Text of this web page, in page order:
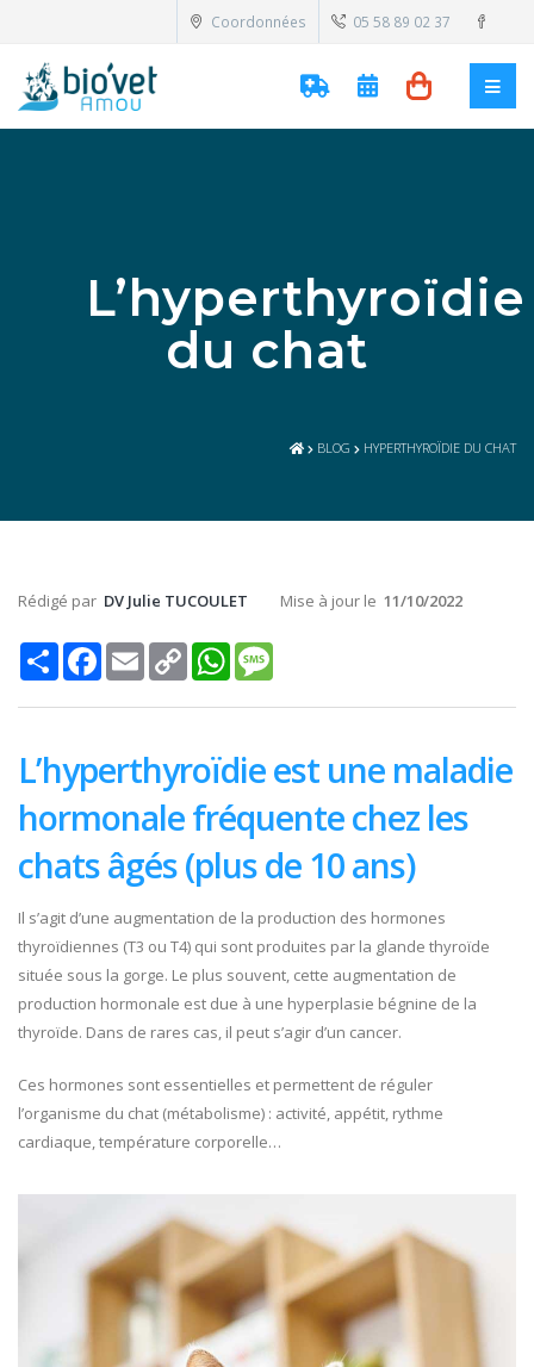
Coordonnées 05 58 89 02 37
L’hyperthyroïdie
du chat
BLOG HYPERTHYROÏDIE DU CHAT
Rédigé par DV Julie TUCOULET Mise à jour le 11/10/2022
Share Facebook
Email Copy
Link
WhatsApp
L’hyperthyroïdie est une maladie
hormonale fréquente chez les
chats âgés (plus de 10 ans)
Il s’agit d’une augmentation de la production des hormones
thyroïdiennes (T3 ou T4) qui sont produites par la glande thyroïde
située sous la gorge. Le plus souvent, cette augmentation de
production hormonale est due à une hyperplasie bégnine de la
thyroïde. Dans de rares cas, il peut s’agir d’un cancer.
Ces hormones sont essentielles et permettent de réguler
l’organisme du chat (métabolisme) : activité, appétit, rythme
cardiaque, température corporelle…